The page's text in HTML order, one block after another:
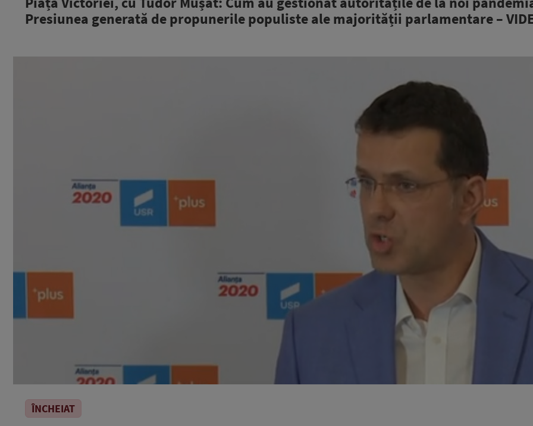
Presiunea generată de propunerile populiste ale majorității parlamentare –
ÎNCHEIAT